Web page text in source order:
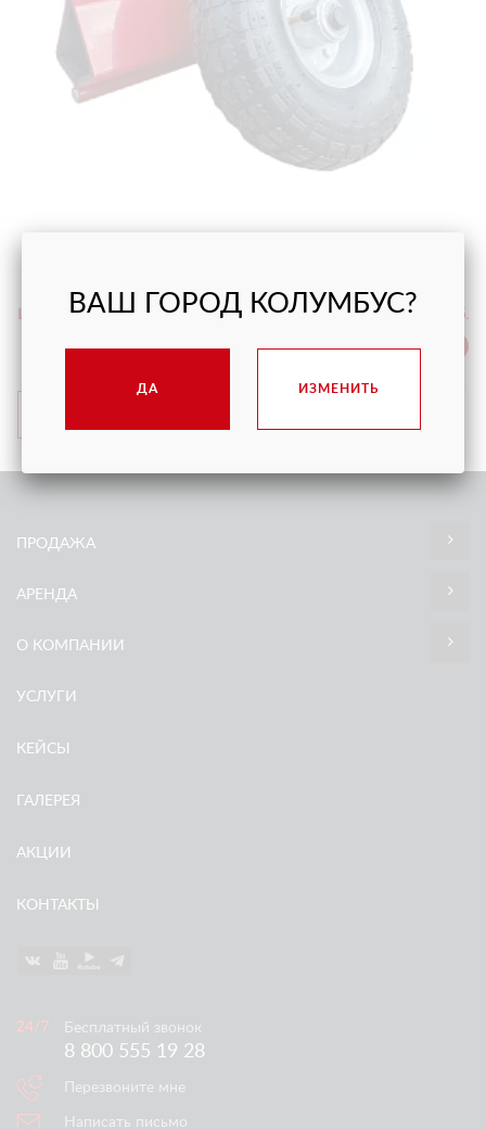
Цена от 13 500 руб.
С НДС
ПРОДАЖА
АРЕНДА
О КОМПАНИИ
УСЛУГИ
КЕЙСЫ
ГАЛЕРЕЯ
АКЦИИ
КОНТАКТЫ
Бесплатный звонок
8 800 555 19 28
Перезвоните мне
Написать письмо
ВАШ ГОРОД КОЛУМБУС?
ДА ИЗМЕНИТЬ